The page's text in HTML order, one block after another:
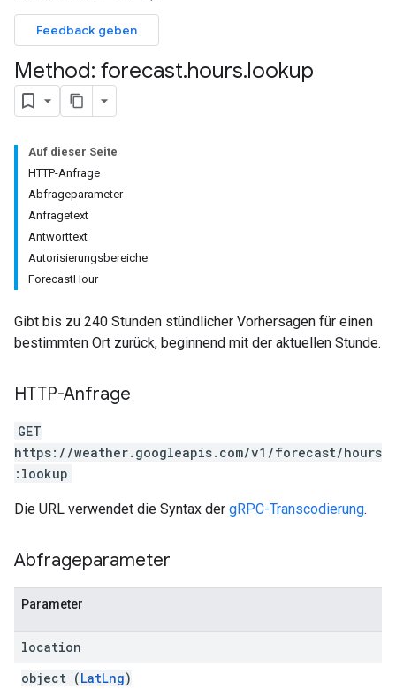
Feedback geben
Method: forecast.hours.lookup
Auf dieser Seite
HTTP-Anfrage
Abfrageparameter
Anfragetext
Antworttext
Autorisierungsbereiche
ForecastHour
Gibt bis zu 240 Stunden stündlicher Vorhersagen für einen
bestimmten Ort zurück, beginnend mit der aktuellen Stunde.
HTTP-Anfrage
GET
https://weather.googleapis.com/v1/forecast/hours
:lookup
Die URL verwendet die Syntax der gRPC-Transcodierung.
Abfrageparameter
Parameter
location
object (LatLng)